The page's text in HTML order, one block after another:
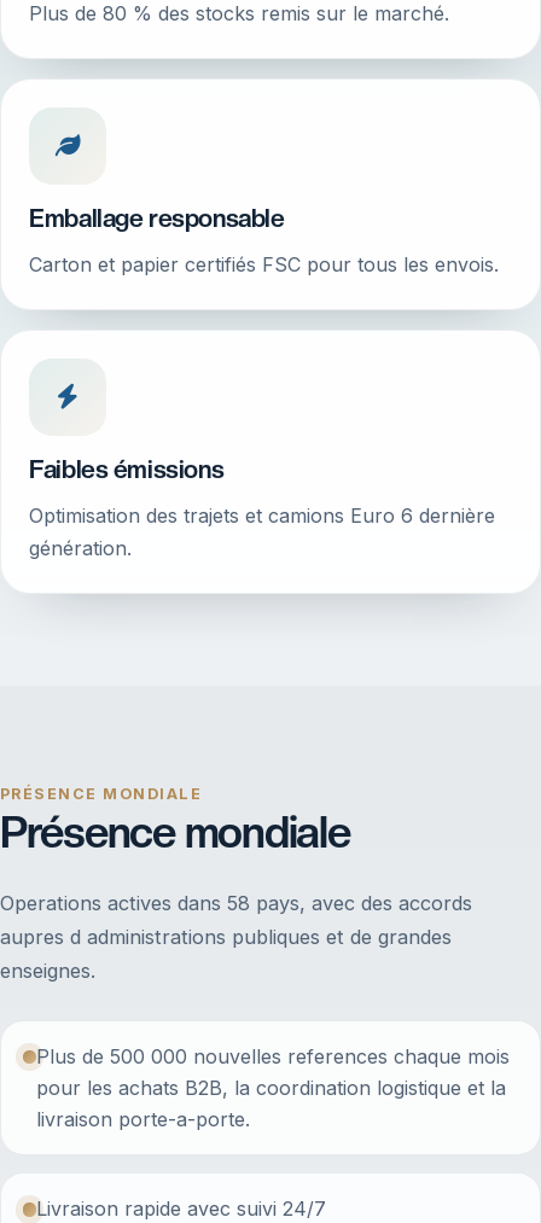
Plus de 80 % des stocks remis sur le marché.
Emballage responsable
Carton et papier certifiés FSC pour tous les envois.
Faibles émissions
Optimisation des trajets et camions Euro 6 dernière
génération.
PRÉSENCE MONDIALE
Présence mondiale
Operations actives dans 58 pays, avec des accords
aupres d administrations publiques et de grandes
enseignes.
Plus de 500 000 nouvelles references chaque mois
pour les achats B2B, la coordination logistique et la
livraison porte-a-porte.
Livraison rapide avec suivi 24/7